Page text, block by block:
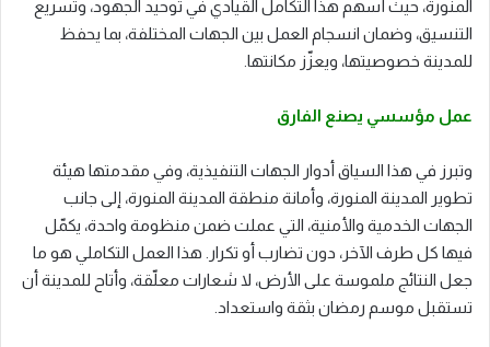
المنورة، حيث أسهم هذا التكامل القيادي في توحيد الجهود، وتسريع
التنسيق، وضمان انسجام العمل بين الجهات المختلفة، بما يحفظ
للمدينة خصوصيتها، ويعزّز مكانتها.
عمل مؤسسي يصنع الفارق
وتبرز في هذا السياق أدوار الجهات التنفيذية، وفي مقدمتها هيئة
تطوير المدينة المنورة، وأمانة منطقة المدينة المنورة، إلى جانب
الجهات الخدمية والأمنية، التي عملت ضمن منظومة واحدة، يكمّل
فيها كل طرف الآخر، دون تضارب أو تكرار. هذا العمل التكاملي هو ما
جعل النتائج ملموسة على الأرض، لا شعارات معلّقة، وأتاح للمدينة أن
تستقبل موسم رمضان بثقة واستعداد.